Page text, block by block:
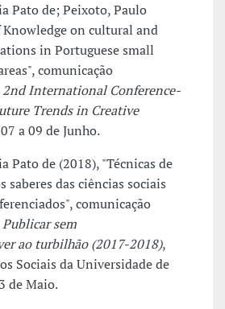
Pato de; Peixoto, Paulo
Knowledge on cultural and
in Portuguese small
comunicação
2nd International Conference-
Trends in Creative
a 09 de Junho.
Pato de (2018), "Técnicas de
saberes das ciências sociais
comunicação
Publicar sem
ao turbilhão (2017-2018),
Sociais da Universidade de
de Maio.